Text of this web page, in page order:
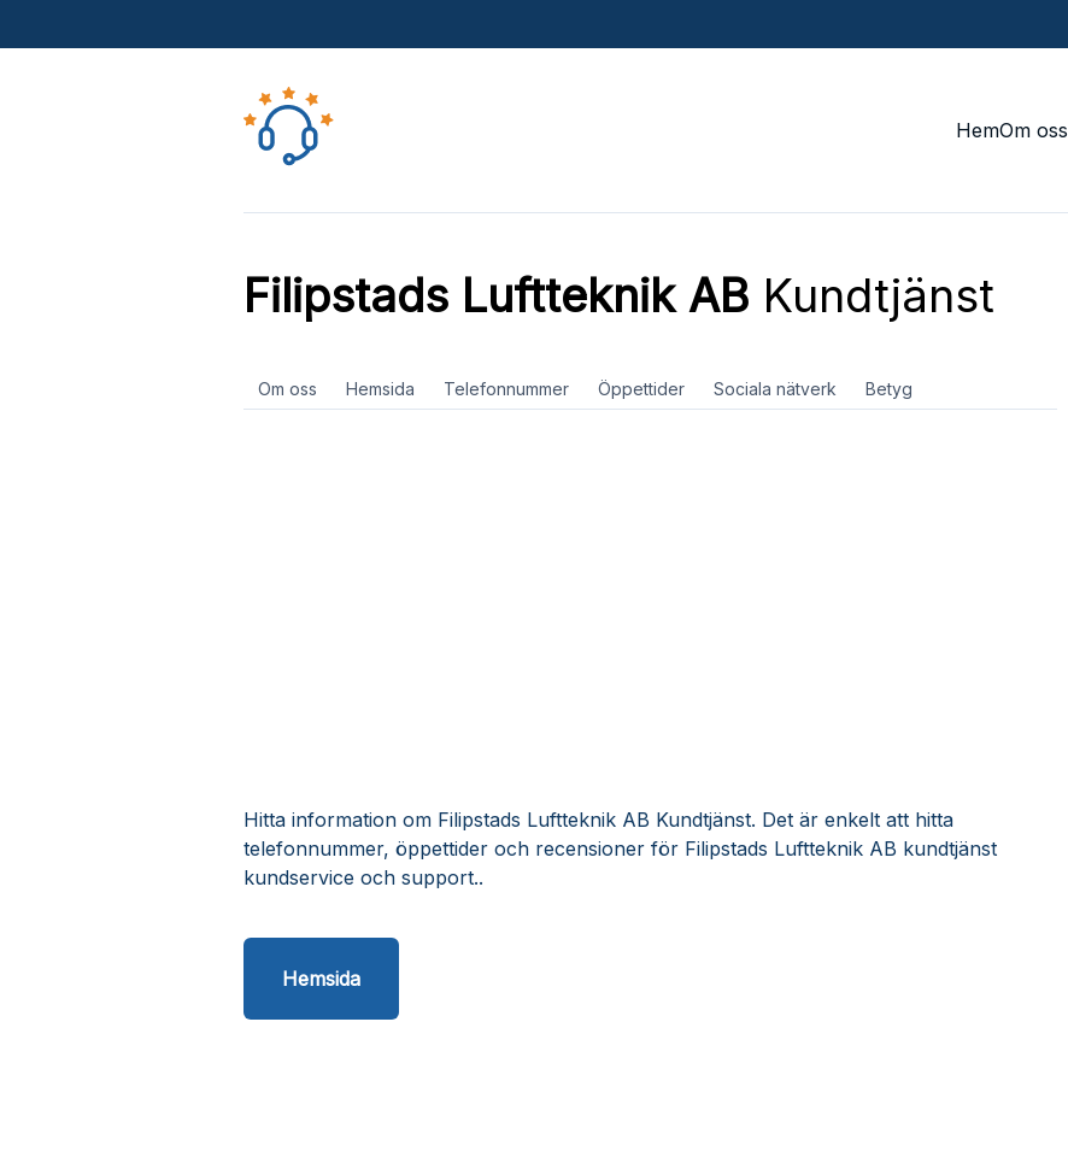
HemOm oss
Filipstads Luftteknik AB Kundtjänst
Om oss Hemsida Telefonnummer Öppettider Sociala nätverk Betyg
Hitta information om Filipstads Luftteknik AB Kundtjänst. Det är enkelt att hitta
telefonnummer, öppettider och recensioner för Filipstads Luftteknik AB kundtjänst
kundservice och support..
Hemsida